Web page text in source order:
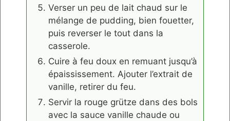
Verser un peu de lait chaud sur le
mélange de pudding, bien fouetter,
puis reverser le tout dans la
casserole.
Cuire à feu doux en remuant jusqu’à
épaississement. Ajouter l’extrait de
vanille, retirer du feu.
Servir la rouge grütze dans des bols
avec la sauce vanille chaude ou